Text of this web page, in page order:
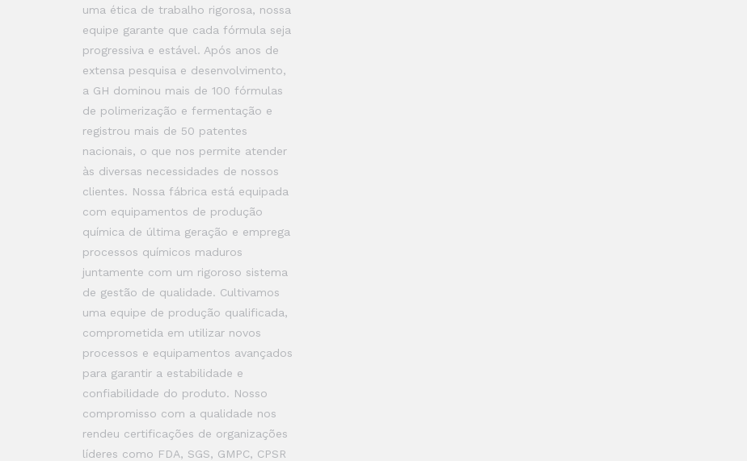
uma ética de trabalho rigorosa, nossa
equipe garante que cada fórmula seja
progressiva e estável. Após anos de
extensa pesquisa e desenvolvimento,
a GH dominou mais de 100 fórmulas
de polimerização e fermentação e
registrou mais de 50 patentes
nacionais, o que nos permite atender
às diversas necessidades de nossos
clientes. Nossa fábrica está equipada
com equipamentos de produção
química de última geração e emprega
processos químicos maduros
juntamente com um rigoroso sistema
de gestão de qualidade. Cultivamos
uma equipe de produção qualificada,
comprometida em utilizar novos
processos e equipamentos avançados
para garantir a estabilidade e
confiabilidade do produto. Nosso
compromisso com a qualidade nos
rendeu certificações de organizações
líderes como FDA, SGS, GMPC, CPSR